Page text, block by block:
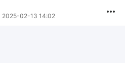
2025-02-13 14:02